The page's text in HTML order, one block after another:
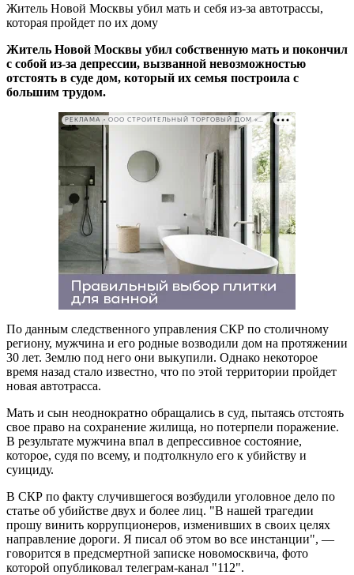
Житель Новой Москвы убил мать и себя из-за автотрассы,
которая пройдет по их дому
Житель Новой Москвы убил собственную мать и покончил
с собой из-за депрессии, вызванной невозможностью
отстоять в суде дом, который их семья построила с
большим трудом.
РЕКЛАМА • ООО СТРОИТЕЛЬНЫЙ ТОРГОВЫЙ ДОМ «ПЕТРОВИЧ». ИНН: 7802348846
По данным следственного управления СКР по столичному
региону, мужчина и его родные возводили дом на протяжении
30 лет. Землю под него они выкупили. Однако некоторое
время назад стало известно, что по этой территории пройдет
новая автотрасса.
Мать и сын неоднократно обращались в суд, пытаясь отстоять
свое право на сохранение жилища, но потерпели поражение.
В результате мужчина впал в депрессивное состояние,
которое, судя по всему, и подтолкнуло его к убийству и
суициду.
В СКР по факту случившегося возбудили уголовное дело по
статье об убийстве двух и более лиц. "В нашей трагедии
прошу винить коррупционеров, изменивших в своих целях
направление дороги. Я писал об этом во все инстанции", —
говорится в предсмертной записке новомосквича, фото
которой опубликовал телеграм-канал "112".